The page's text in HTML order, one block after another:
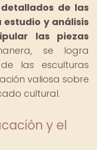
de las
y análisis
las piezas
se logra
las esculturas
valiosa sobre
cultural.
y el